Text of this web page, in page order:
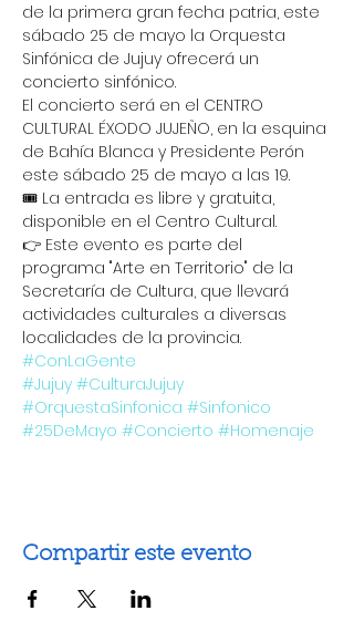
de la primera gran fecha patria, este
sábado 25 de mayo la Orquesta
Sinfónica de Jujuy ofrecerá un
concierto sinfónico.
El concierto será en el CENTRO
CULTURAL ÉXODO JUJEÑO, en la esquina
de Bahía Blanca y Presidente Perón
este sábado 25 de mayo a las 19.
🎟️ La entrada es libre y gratuita,
disponible en el Centro Cultural.
👉 Este evento es parte del
programa "Arte en Territorio" de la
Secretaría de Cultura, que llevará
actividades culturales a diversas
localidades de la provincia.
#ConLaGente
#Jujuy #CulturaJujuy
#OrquestaSinfonica #Sinfonico
#25DeMayo #Concierto #Homenaje
Compartir este evento